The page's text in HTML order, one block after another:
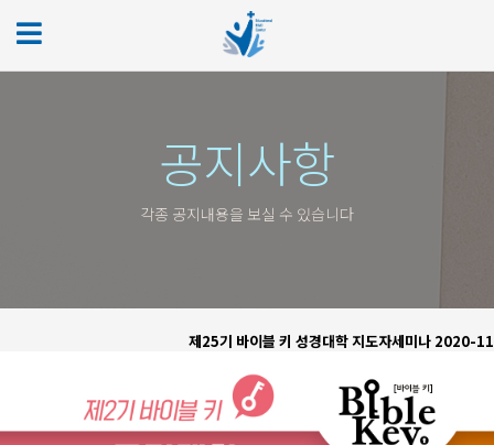
공지사항
각종 공지내용을 보실 수 있습니다
제25기 바이블 키 성경대학 지도자세미나 2020-